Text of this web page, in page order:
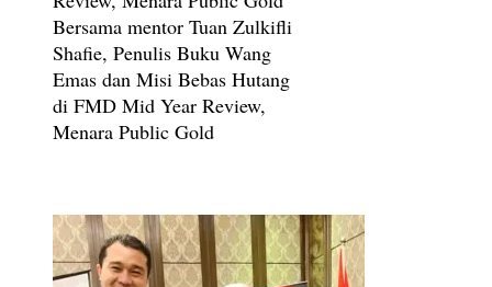
Bersama mentor Tuan Zulkifli
Shafie, Penulis Buku Wang
Emas dan Misi Bebas Hutang
di FMD Mid Year Review,
Menara Public Gold